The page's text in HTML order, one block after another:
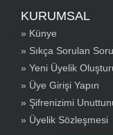
KURUMSAL
» Künye
» Sıkça Sorulan
» Yeni Üyelik
» Üye Girişi Yapın
» Şifrenizimi
» Üyelik Sözleşmesi